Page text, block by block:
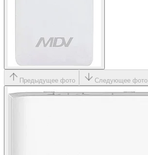
Предыдущее фото Следующее фото